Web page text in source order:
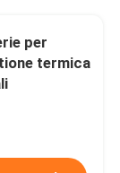
per
termica